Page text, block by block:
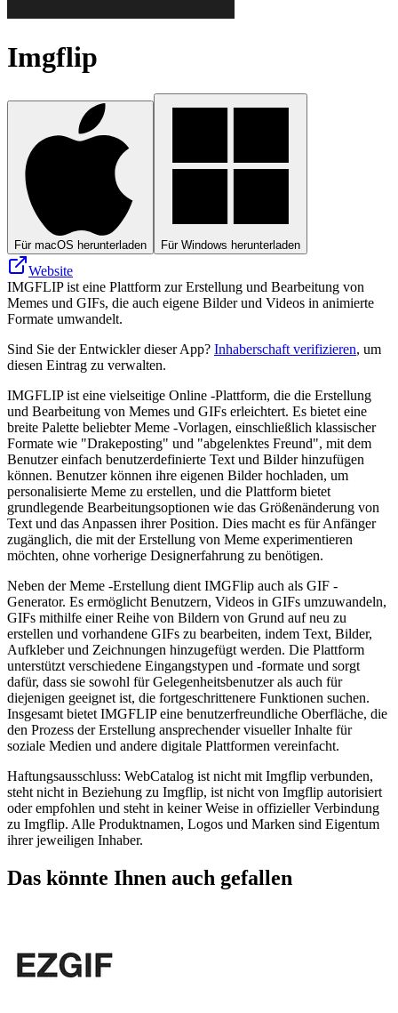
Imgflip
Für macOS herunterladen Für Windows herunterladen
Website
IMGFLIP ist eine Plattform zur Erstellung und Bearbeitung von
Memes und GIFs, die auch eigene Bilder und Videos in animierte
Formate umwandelt.
Sind Sie der Entwickler dieser App? Inhaberschaft verifizieren, um
diesen Eintrag zu verwalten.
IMGFLIP ist eine vielseitige Online -Plattform, die die Erstellung
und Bearbeitung von Memes und GIFs erleichtert. Es bietet eine
breite Palette beliebter Meme -Vorlagen, einschließlich klassischer
Formate wie "Drakeposting" und "abgelenktes Freund", mit dem
Benutzer einfach benutzerdefinierte Text und Bilder hinzufügen
können. Benutzer können ihre eigenen Bilder hochladen, um
personalisierte Meme zu erstellen, und die Plattform bietet
grundlegende Bearbeitungsoptionen wie das Größenänderung von
Text und das Anpassen ihrer Position. Dies macht es für Anfänger
zugänglich, die mit der Erstellung von Meme experimentieren
möchten, ohne vorherige Designerfahrung zu benötigen.
Neben der Meme -Erstellung dient IMGFlip auch als GIF -
Generator. Es ermöglicht Benutzern, Videos in GIFs umzuwandeln,
GIFs mithilfe einer Reihe von Bildern von Grund auf neu zu
erstellen und vorhandene GIFs zu bearbeiten, indem Text, Bilder,
Aufkleber und Zeichnungen hinzugefügt werden. Die Plattform
unterstützt verschiedene Eingangstypen und -formate und sorgt
dafür, dass sie sowohl für Gelegenheitsbenutzer als auch für
diejenigen geeignet ist, die fortgeschrittenere Funktionen suchen.
Insgesamt bietet IMGFLIP eine benutzerfreundliche Oberfläche, die
den Prozess der Erstellung ansprechender visueller Inhalte für
soziale Medien und andere digitale Plattformen vereinfacht.
Haftungsausschluss: WebCatalog ist nicht mit Imgflip verbunden,
steht nicht in Beziehung zu Imgflip, ist nicht von Imgflip autorisiert
oder empfohlen und steht in keiner Weise in offizieller Verbindung
zu Imgflip. Alle Produktnamen, Logos und Marken sind Eigentum
ihrer jeweiligen Inhaber.
Das könnte Ihnen auch gefallen